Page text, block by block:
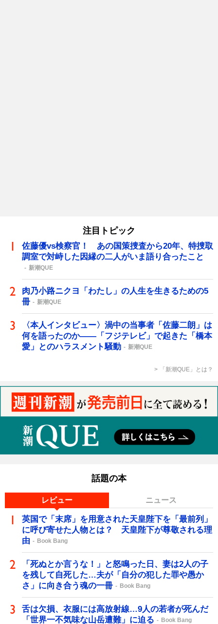
注目トピック
佐藤優vs検察官！ あの国策捜査から20年、特捜取
調室で対峙した因縁の二人がいま語り合ったこと
新潮QUE
肉乃小路ニクヨ「わたし」の人生を生きるための5
冊
新潮QUE
〈本人インタビュー〉渦中の当事者「佐藤二朗」は
何を語ったのか――「フジテレビ」で起きた「橋本
愛」とのハラスメント騒動
新潮QUE
「新潮QUE」とは？
話題の本
レビュー ニュース
英国で「末席」を用意された天皇陛下を「最前列」
に呼び寄せた人物とは？ 天皇陛下が尊敬される理
由
Book Bang
「死ぬとか言うな！」と怒鳴った日、妻は2人の子
を残して自死した…夫が「自分の犯した罪や愚か
さ」に向き合う魂の一冊
Book Bang
舌は欠損、衣服には高放射線…9人の若者が死んだ
「世界一不気味な山岳遭難」に迫る
Book Bang